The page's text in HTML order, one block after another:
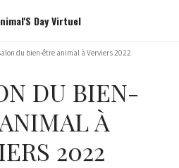
Day Virtuel
du bien-être animal à Verviers 2022
DU BIEN-
À
2022